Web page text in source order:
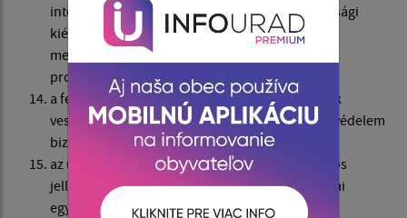
intézkedésekkel együtt (az urbanisztikai-gazdasági
kiértékelést is beleértve), az alapfeltételek
megteremtése a gazdasági-társadalmi fejlődés
programjaihoz,
a feltételek kialakítása a természeti katasztrófák
veszélyének csökkentésére, valamint a polgári védelem
biztosítására,
az urbanizált és beépítetlen környezet változatos
jellegének támogatása, valamint az urbanisztikai
egységek identitás-egyéniségének támogatása,